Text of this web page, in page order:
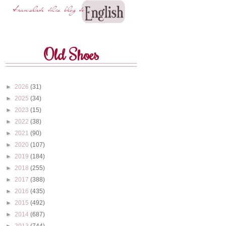
Old Shoes
► 2026 (31)
► 2025 (34)
► 2023 (15)
► 2022 (38)
► 2021 (90)
► 2020 (107)
► 2019 (184)
► 2018 (255)
► 2017 (388)
► 2016 (435)
► 2015 (492)
► 2014 (687)